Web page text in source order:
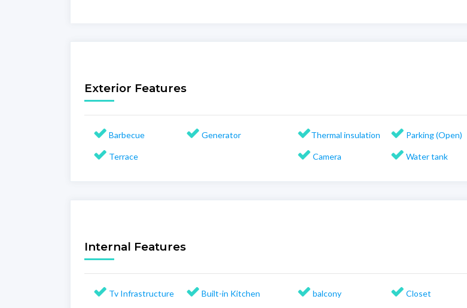
Exterior Features
Barbecue Generator
Terrace
Thermal insulation Parking (Open)
Camera Water tank
Internal Features
Tv Infrastructure Built-in Kitchen balcony Closet